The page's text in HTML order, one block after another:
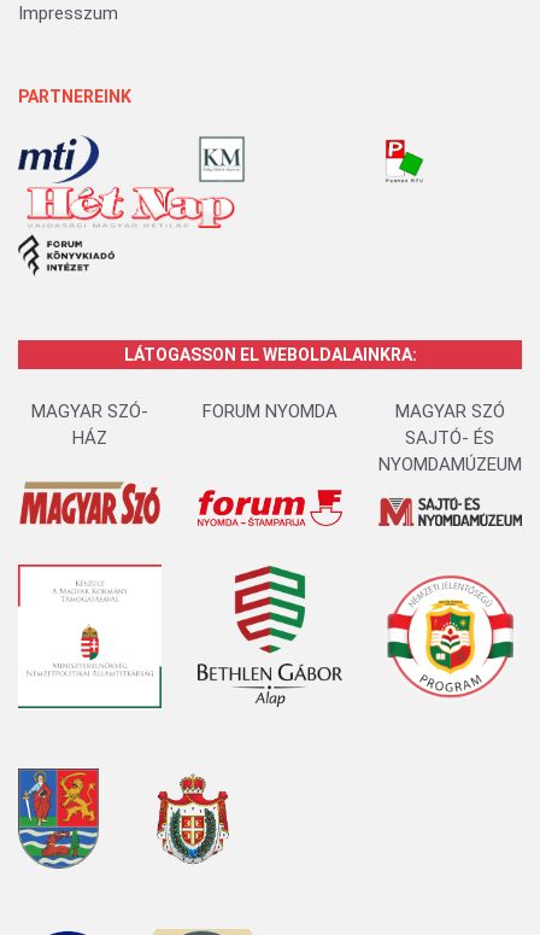
Impresszum
PARTNEREINK
LÁTOGASSON EL WEBOLDALAINKRA:
MAGYAR SZÓ-
HÁZ
FORUM NYOMDA
MAGYAR SZÓ
SAJTÓ- ÉS
NYOMDAMÚZEUM